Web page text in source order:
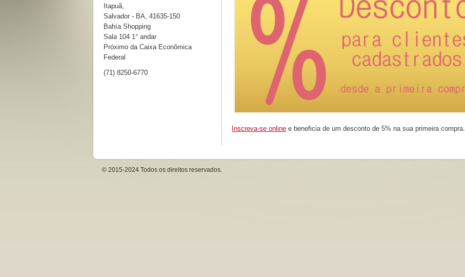
Inscreva-se online e beneficia de um desconto de 5% na sua primeira compra.
Itapuã,
Salvador - BA, 41635-150
Bahía Shopping
Sala 104 1° andar
Próximo da Caixa Econômica
Federal
(71) 8250-6770
© 2015-2024 Todos os direitos reservados.